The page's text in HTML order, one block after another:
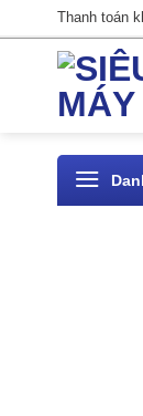
qua
Thanh toán